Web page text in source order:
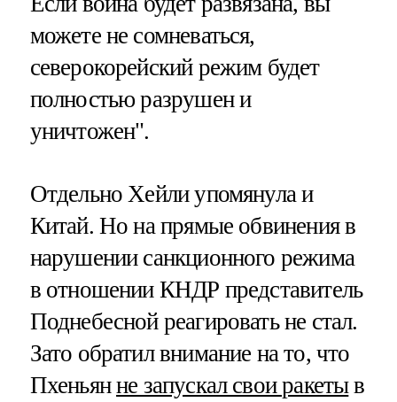
можете не сомневаться,
северокорейский режим будет
полностью разрушен и
уничтожен".
Отдельно Хейли упомянула и
Китай. Но на прямые обвинения в
нарушении санкционного режима
в отношении КНДР представитель
Поднебесной реагировать не стал.
Зато обратил внимание на то, что
Пхеньянне запускал свои ракетыв